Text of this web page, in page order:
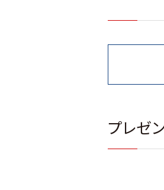
プレゼ